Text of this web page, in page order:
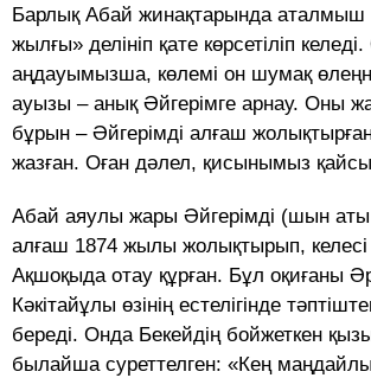
Барлық Абай жинақтарында
жылғы» делініп қате көрсетіліп
аңдауымызша, көлемі он шумақ
ауызы – анық Әйгерімге арнау. Оны
бұрын – Әйгерімді алғаш
жазған. Оған дәлел, қисынымыз
Абай аяулы жары Әйгерімді (шын
алғаш 1874 жылы жолықтырып,
Ақшоқыда отау құрған. Бұл оқиғаны
Кәкітайұлы өзінің естелігінде
береді. Онда Бекейдің бойжеткен
былайша суреттелген: «Кең